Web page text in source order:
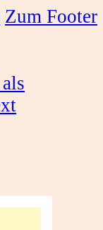
Zum Footer